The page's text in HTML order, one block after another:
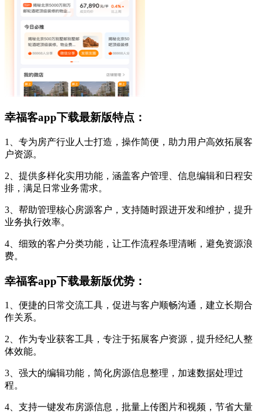
幸福客app下载最新版特点：
1、专为房产行业人士打造，操作简便，助力用户高效拓展客
户资源。
2、提供多样化实用功能，涵盖客户管理、信息编辑和日程安
排，满足日常业务需求。
3、帮助管理核心房源客户，支持随时跟进开发和维护，提升
业务执行效率。
4、细致的客户分类功能，让工作流程条理清晰，避免资源浪
费。
幸福客app下载最新版优势：
1、便捷的日常交流工具，促进与客户顺畅沟通，建立长期合
作关系。
2、作为专业获客工具，专注于拓展客户资源，提升经纪人整
体效能。
3、强大的编辑功能，简化房源信息整理，加速数据处理过
程。
4、支持一键发布房源信息，批量上传图片和视频，节省大量